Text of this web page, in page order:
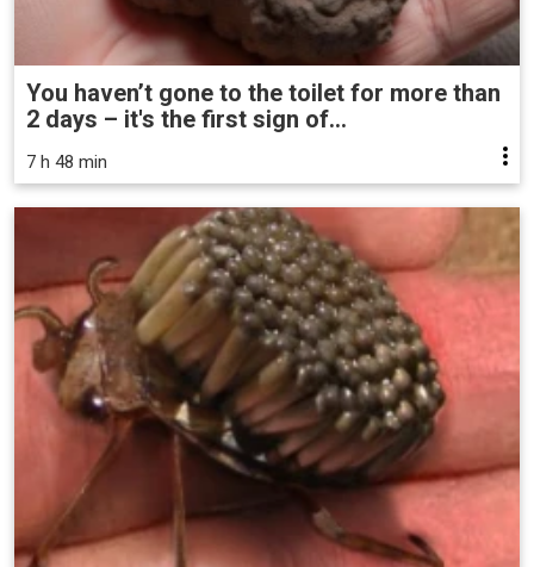
You haven’t gone to the toilet for more than
2 days – it's the first sign of...
7 h 48 min